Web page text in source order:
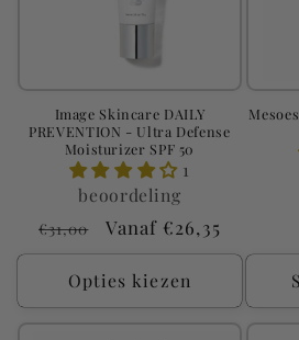
Image Skincare DAILY
PREVENTION - Ultra Defense
Moisturizer SPF 50
1
beoordeling
Normale
prijs
€31,00 Aanbiedingsprijs
Vanaf €26,35
Opties kiezen